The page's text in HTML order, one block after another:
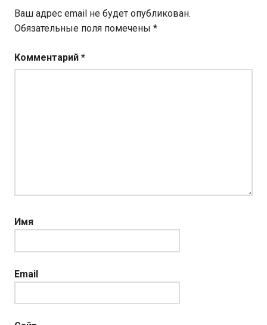
Ваш адрес email не будет опубликован.
Обязательные поля помечены *
Комментарий *
Имя
Email